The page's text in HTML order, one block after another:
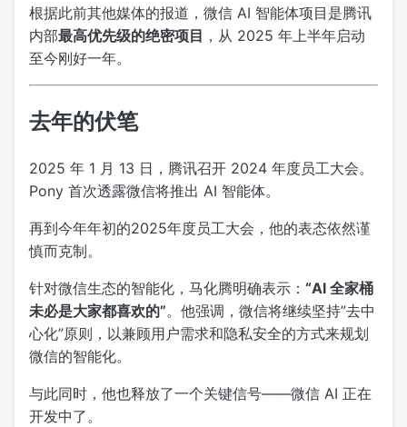
根据此前其他媒体的报道，微信 AI 智能体项目是腾讯
内部最高优先级的绝密项目 ，从 2025 年上半年启动
至今刚好一年。
去年的伏笔
2025 年 1 月 13 日，腾讯召开 2024 年度员工大会。
Pony 首次透露微信将推出 AI 智能体。
再到今年年初的2025年度员工大会，他的表态依然谨
慎而克制。
针对微信生态的智能化，马化腾明确表示： “AI 全家桶
未必是大家都喜欢的”。他强调，微信将继续坚持”去中
心化”原则，以兼顾用户需求和隐私安全的方式来规划
微信的智能化。
与此同时，他也释放了一个关键信号——微信 AI 正在
开发中了。